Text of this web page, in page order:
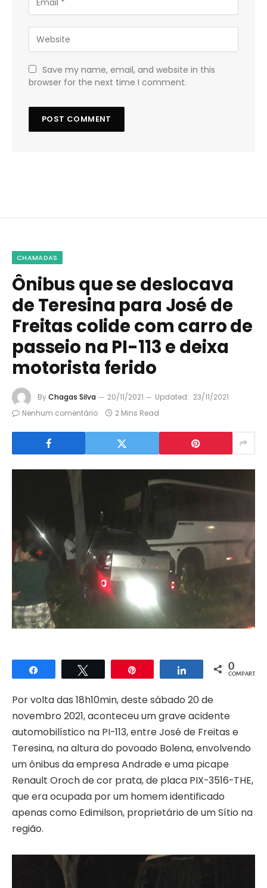
Save my name, email, and website in this
browser for the next time I comment.
CHAMADAS
Ônibus que se deslocava
de Teresina para José de
Freitas colide com carro de
passeio na PI-113 e deixa
motorista ferido
ByChagas Silva 20/11/2021 Updated: 23/11/2021
Nenhum comentário
2 Mins Read
Compartilhar Compartilhar
0
COMPART.
Por volta das 18h10min, deste sábado 20 de
novembro 2021, aconteceu um grave acidente
automobilístico na PI-113, entre José de Freitas e
Teresina, na altura do povoado Bolena, envolvendo
um ônibus da empresa Andrade e uma picape
Renault Oroch de cor prata, de placa PIX-3516-THE,
que era ocupada por um homem identificado
apenas como Edimilson, proprietário de um Sítio na
região.